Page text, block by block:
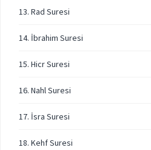
13. Rad Suresi
14. İbrahim Suresi
15. Hicr Suresi
16. Nahl Suresi
17. İsra Suresi
18. Kehf Suresi